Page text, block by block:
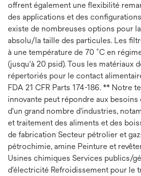
offrent également une flexibilité
des applications et des configurations
existe de nombreuses options pour
absolu/la taille des particules. Les
à une température de 70 ˚C en
(jusqu'à 20 psid). Tous les matériaux
répertoriés pour le contact
FDA 21 CFR Parts 174-186. ** Notre
innovante peut répondre aux besoins
d'un grand nombre d'industries,
et traitement des aliments et des
de fabrication Secteur pétrolier et
pétrochimie, amine Peinture et
Usines chimiques Services publics/
d'électricité Refroidissement pour le